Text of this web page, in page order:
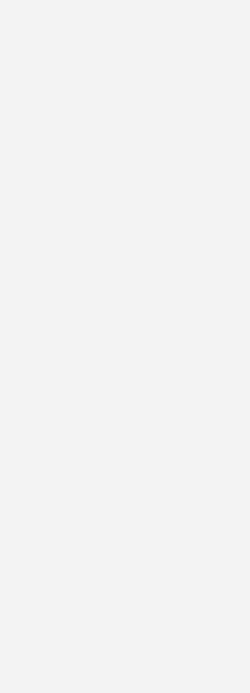
die hochwertigen Öle
sein. Tatsächlich
Öle, deren chemische
der Originale abweicht.
warnt ausdrücklich vor den
bei der Viskosität als
Formulierung gibt es
Schäden sind bei der
Einsatz des gefälschten
chemischer
und damit zu großen
des Typs BSE170 überstieg
Werte. Er lag dreimal höher
in Polyester-
weil er zu Hydrolyse mit der
führt. Diese wiederum
Schäden an beweglichen
kann es zu
können sehr hohe
zur Trocknung und
von Bitzer
Feuchtigkeitsgehalt
in ihren spezifischen